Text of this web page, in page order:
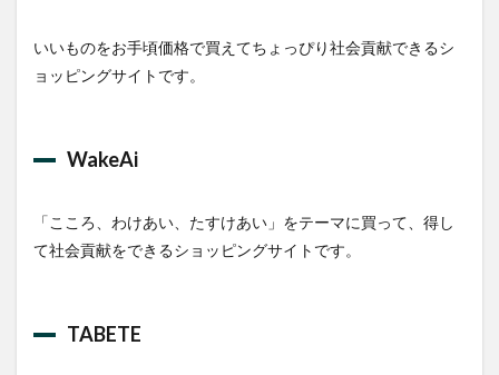
いいものをお手頃価格で買えてちょっぴり社会貢献できるシ
ョッピングサイトです。
WakeAi
「こころ、わけあい、たすけあい」をテーマに買って、得し
て社会貢献をできるショッピングサイトです。
TABETE